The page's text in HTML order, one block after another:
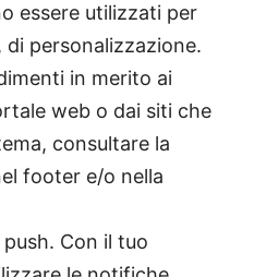
essere utilizzati per
personalizzazione.
in merito ai
web o dai siti che
consultare la
footer e/o nella
Con il tuo